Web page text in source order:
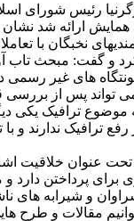
رئیس شورای
همایش ارائه شد
نخبگان با
و گفت: مبحث تاب
های غیر رسمی
تواند پس‌ از بررسی
ترافیک یکی
در رفع ترافیک
تحت عنوان
پرداختن دارد
و شیرابه های
مقالات و طرح